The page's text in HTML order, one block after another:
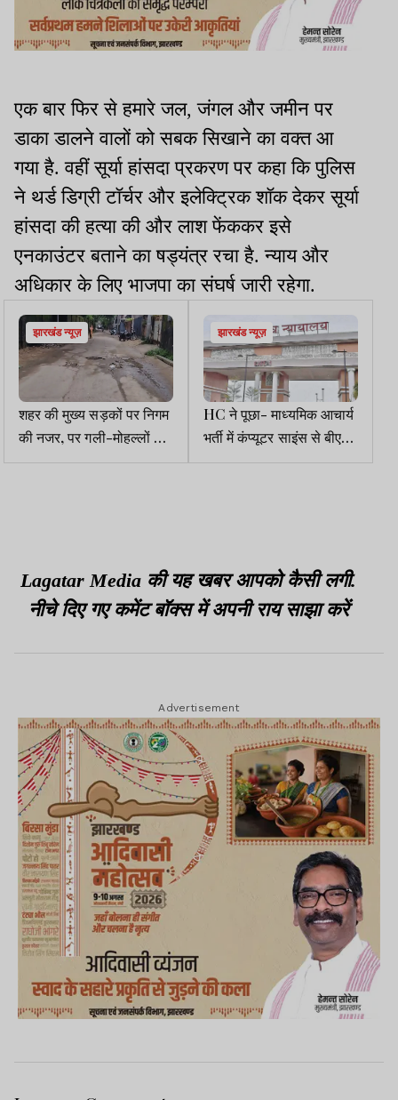
एक बार फिर से हमारे जल, जंगल और जमीन पर
डाका डालने वालों को सबक सिखाने का वक्त आ
गया है. वहीं सूर्या हांसदा प्रकरण पर कहा कि पुलिस
ने थर्ड डिग्री टॉर्चर और इलेक्ट्रिक शॉक देकर सूर्या
हांसदा की हत्या की और लाश फेंककर इसे
एनकाउंटर बताने का षड्यंत्र रचा है. न्याय और
अधिकार के लिए भाजपा का संघर्ष जारी रहेगा.
झारखंड न्यूज़
शहर की मुख्य सड़कों पर निगम
की नजर, पर गली-मोहल्लों की
सड़कें उपेक्षा का शिकार
झारखंड न्यूज़
HC ने पूछा- माध्यमिक आचार्य
भर्ती में कंप्यूटर साइंस से बीएड
अनिवार्य है या नहीं, JSSC दे
Lagatar Media की यह खबर आपको कैसी लगी.
नीचे दिए गए कमेंट बॉक्स में अपनी राय साझा करें
Advertisement